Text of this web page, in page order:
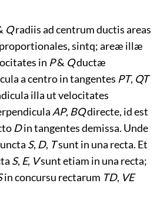
Qradiis ad centrum ductis areas
sintq; areæ illæ
in P& Qductæ
a centro in tangentes PT, QT
illa ut velocitates
AP, BQdirecte, id est
Din tangentes demissa. Unde
S, D, Tsunt in una recta. Et
S, E, Vsunt etiam in una recta;
in concursu rectarum TD, VE